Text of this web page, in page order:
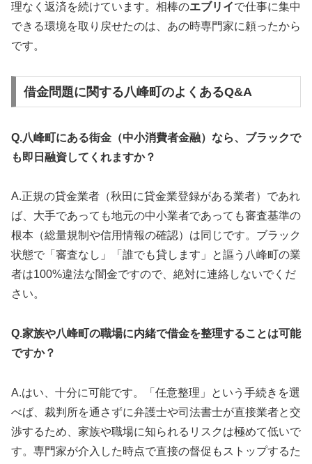
理なく返済を続けています。相棒のエブリイで仕事に集中
できる環境を取り戻せたのは、あの時専門家に頼ったから
です。
借金問題に関する八峰町のよくあるQ&A
Q.八峰町にある街金（中小消費者金融）なら、ブラックで
も即日融資してくれますか？
A.正規の貸金業者（秋田に貸金業登録がある業者）であれ
ば、大手であっても地元の中小業者であっても審査基準の
根本（総量規制や信用情報の確認）は同じです。ブラック
状態で「審査なし」「誰でも貸します」と謳う八峰町の業
者は100%違法な闇金ですので、絶対に連絡しないでくだ
さい。
Q.家族や八峰町の職場に内緒で借金を整理することは可能
ですか？
A.はい、十分に可能です。「任意整理」という手続きを選
べば、裁判所を通さずに弁護士や司法書士が直接業者と交
渉するため、家族や職場に知られるリスクは極めて低いで
す。専門家が介入した時点で直接の督促もストップするた